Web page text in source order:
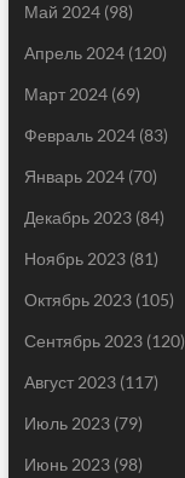
Май 2024(98)
Апрель 2024(120)
Март 2024(69)
Февраль 2024(83)
Январь 2024(70)
Декабрь 2023(84)
Ноябрь 2023(81)
Октябрь 2023(105)
Сентябрь 2023(120)
Август 2023(117)
Июль 2023(79)
Июнь 2023(98)